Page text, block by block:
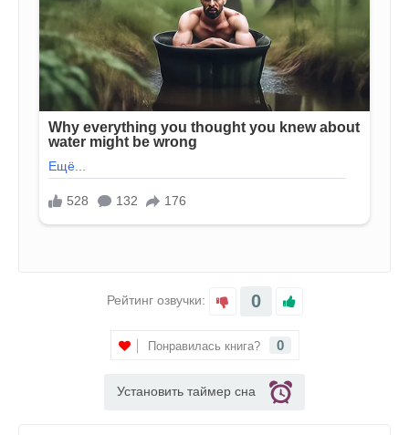
Рейтинг озвучки: 0
Понравилась книга? 0
Установить таймер сна